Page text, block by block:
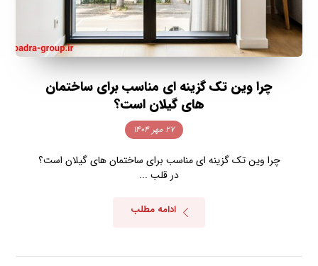
چرا وین تک گزینه ای مناسب برای ساختمان
های گیلان است؟
۲۷ مهر ۱۴۰۴
چرا وین تک گزینه ای مناسب برای ساختمان های گیلان است؟
در قلب ...
ادامه مطلب